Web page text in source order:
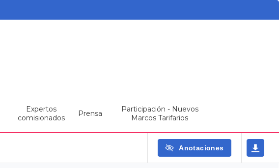
Expertos
comisionados
Prensa
Participación - Nuevos
Marcos Tarifarios
Anotaciones